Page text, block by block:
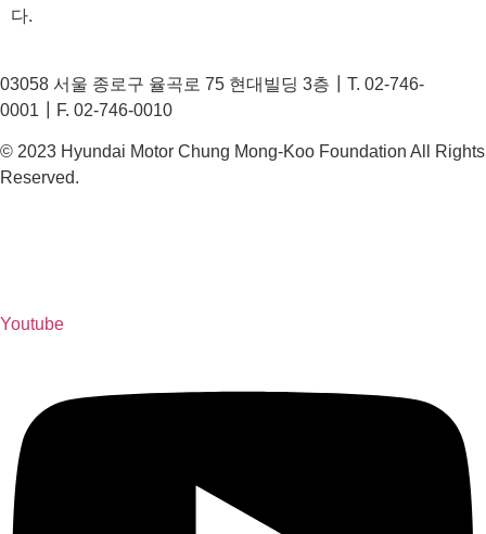
다.
03058 서울 종로구 율곡로 75 현대빌딩 3층┃T. 02-746-
0001┃F. 02-746-0010
© 2023 Hyundai Motor Chung Mong-Koo Foundation All Rights
Reserved.
Youtube